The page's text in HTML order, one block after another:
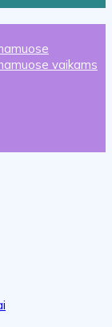
vaikams